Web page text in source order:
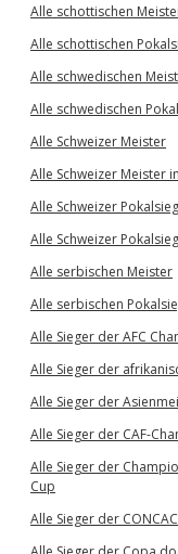
Alle schottischen
Alle schottischen
Alle schwedischen
Alle schwedischen
Alle Schweizer Meister
Alle Schweizer Meister
Alle Schweizer
Alle Schweizer
Alle serbischen Meister
Alle serbischen
Alle Sieger der AFC
Alle Sieger der
Alle Sieger der
Alle Sieger der CAF-
Alle Sieger der
Cup
Alle Sieger der